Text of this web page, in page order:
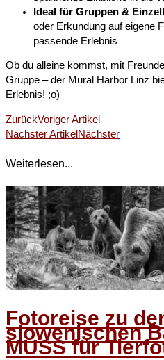
Ideal für Gruppen &
oder Erkundung auf eigene
passende Erlebnis
Ob du alleine kommst, mit
Gruppe – der Mural Harbor Linz
Erlebnis! ;o)
ZurückVoriger Artikel
Nächster Artikel Nächster
Weiterlesen...
Fotoreise zu
slowenischen
MUSS für